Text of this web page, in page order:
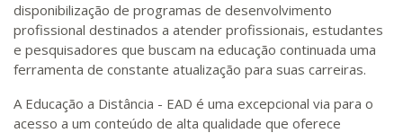
disponibilização de programas de desenvolvimento
profissional destinados a atender profissionais, estudantes
e pesquisadores que buscam na educação continuada uma
ferramenta de constante atualização para suas carreiras.
A Educação a Distância - EAD é uma excepcional via para o
acesso a um conteúdo de alta qualidade que oferece